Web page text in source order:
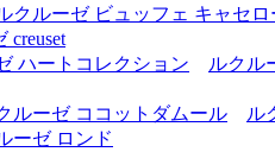
クルーゼ ビュッフェ キャセロ
creuset
ハートコレクション
ルクル
ルーゼ ココットダムール
ル
ーゼ ロンド